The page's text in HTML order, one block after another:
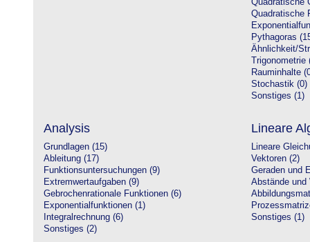
Quadratische
Quadratische
Pythagoras
Ähnlichkeit/
Trigonometrie
Rauminhalte
Stochastik (0)
Sonstiges (1)
Analysis
Grundlagen (15)
Ableitung (17)
Funktionsuntersuchungen (9)
Extremwertaufgaben (9)
Gebrochenrationale Funktionen (6)
Exponentialfunktionen (1)
Integralrechnung (6)
Sonstiges (2)
Lineare
Lineare
Vektoren (2)
Geraden und
Abstände und
Sonstiges (1)